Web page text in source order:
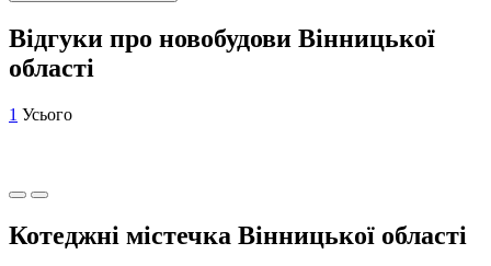
Відгуки про новобудови Вінницької
області
1 Усього
Котеджні містечка Вінницької області